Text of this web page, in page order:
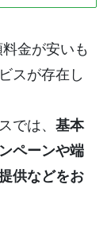
金が安いも
スが存在し
では、 基本
ペーンや端
供などをお